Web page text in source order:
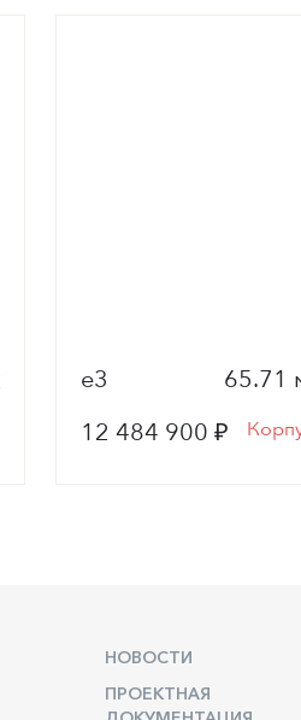
е3 65.71
12 484 900 ₽
НОВОСТИ
ПРОЕКТНАЯ